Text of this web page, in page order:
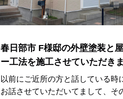
春日部市 F様邸の外壁塗装と
ー工法を施工させていただき
以前にご近所の方と話している時
お話させていただいてまして、そ